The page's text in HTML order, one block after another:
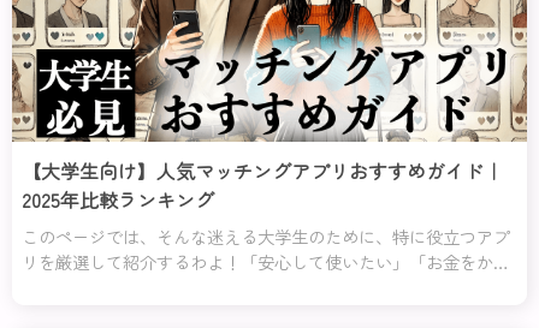
【大学生向け】人気マッチングアプリおすすめガイド｜
2025年比較ランキング
このページでは、そんな迷える大学生のために、特に役立つアプ
リを厳選して紹介するわよ！「安心して使いたい」「お金をかけ